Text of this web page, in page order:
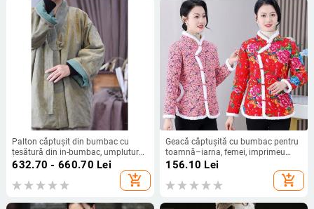
Palton căptușit din bumbac cu
țesătură din in-bumbac, umplutură
din bumbac cu aspect de mătase,
stil retro inspirat de China, lungime
medie, mâneci lungi, model 23068
632.70 - 660.70 Lei
add_shopping_cart
Geacă căptușită cu bumbac pentru
toamnă–iarna, femei, imprimeu
floral mare, mărime plus, cald, 2025
156.10 Lei
add_shopping_cart